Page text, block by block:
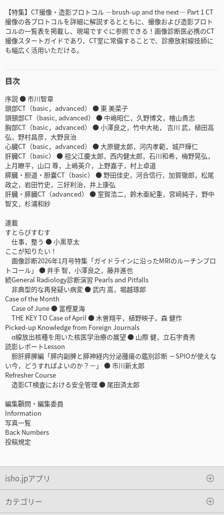
【特集】CT撮像・造影プロトコル ―brush-up and the next― Part 1 CT
撮像の各プロトコルを詳細に解説するとともに、撮像および造影プロト
コルの一覧表を掲載し、現場ですぐに参照できる！画像診断医必携のCT
撮像スタートガイドであり、CT室に常備することで、診療放射線技師に
も幅広く活用いただける。
目次
序説 ● 市川智章
頭部CT（basic，advanced） ● 東 美菜子
頭頸部CT（basic, advanced） ● 中嶋昭仁，久野博文，檜山貴志
胸部CT（basic，advanced） ● 小澤良之，竹中大祐， 吉川 武，植田高
弘，野村昌彦，大野良治
心臓CT（basic，advanced） ● 大原健太郎，河内孝範，城戸輝仁
肝臓CT（basic） ● 祖父江慶太郎，西内健太郎，石川和希，梅野晃弘，
上月瞭平，山口 尊，上嶋英介，上野嘉子，村上卓道
膵臓・胆道・胆嚢CT（basic） ● 野田佳史，河合信行，加賀徹郎，松尾
政之，岩田竹史，三好利治，井上康弘
肝臓・膵臓CT（advanced） ● 室賀浩二，鈴木亜紀重，宮﨑純子，野中
智文，杉浦和紗
連載
すとらびすむす
仕事，整う ● 小黒草太
ここが知りたい！
画像診断2026年1月号特集「ガイドラインに沿ったMRIのルーチンプロ
トコール」 ● 井手 智，小澤良之，藤井進也
続General Radiology診断演習 Pearls and Pitfalls
非典型的な再発疑い病変 ● 武内 嵩，堀越琢郎
Case of the Month
Case of June ● 富樫夏海
THE KEY TO Case of April ● 木曽翔平，植野映子，森 健作
Picked-up Knowledge from Foreign Journals
α線放出核種を用いた核医学治療の展望 ● 山際 健，立石宇貴秀
読影レポートLesson
胆肝膵脾編「膵内副脾と膵神経内分泌腫瘍の鑑別診断 －SPIOが使えな
い今，どうすればよいのか？－」 ● 市川新太郎
Refresher Course
造影CT検査における安全管理 ● 尾田済太郎
編集顧問・編集委員
Information
写真一覧
Back Numbers
投稿規定
isho.jpアプリ
カテゴリー